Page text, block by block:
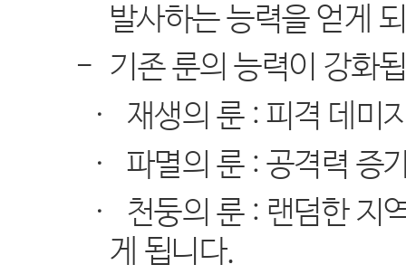
발사하는 능력을 얻게
- 기존 룬의 능력이 강화
·
재생의 룬 : 피격 데미
·
파멸의 룬 : 공격력 증
·
천둥의 룬 : 랜덤한 지
게 됩니다.